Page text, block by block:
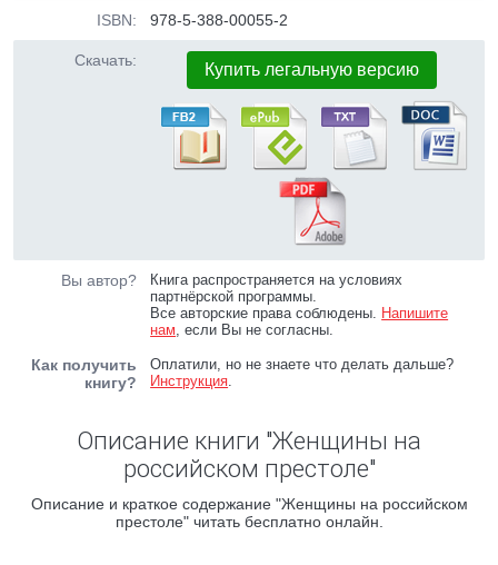
ISBN: 978-5-388-00055-2
Скачать: Купить легальную версию
Вы автор?
Книга распространяется на условиях
партнёрской программы.
Все авторские права соблюдены. Напишите
нам, если Вы не согласны.
Как получить
книгу?
Оплатили, но не знаете что делать дальше?
Инструкция.
Описание книги "Женщины на
российском престоле"
Описание и краткое содержание "Женщины на российском
престоле" читать бесплатно онлайн.